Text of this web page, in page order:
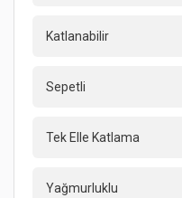
Katlanabilir
Sepetli
Tek Elle Katlama
Yağmurluklu